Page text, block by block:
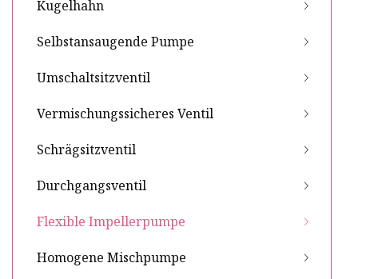
Kugelhahn
Selbstansaugende Pumpe
Umschaltsitzventil
Vermischungssicheres Ventil
Schrägsitzventil
Durchgangsventil
Flexible Impellerpumpe
Homogene Mischpumpe